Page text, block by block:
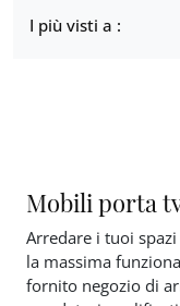
I più visti a :
Mobili porta
Arredare i tuoi
la massima
fornito negozio di